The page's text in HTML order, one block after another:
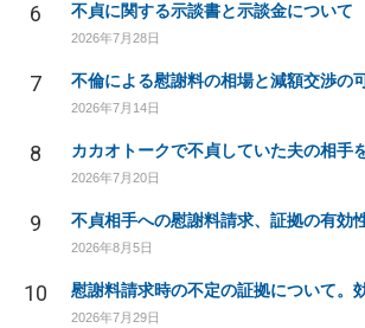
6 不貞に関する示談書と示談金について
2026年7月28日
7 不倫による慰謝料の相場と減額交渉の
2026年7月14日
8 カカオトークで不貞していた夫の相手
2026年7月20日
9 不貞相手への慰謝料請求、証拠の有効
2026年8月5日
10
2026年7月29日